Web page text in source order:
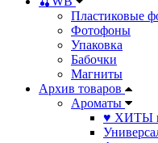
Пластиковые
Фотофоны
Упаковка
Бабочки
Магниты
Архив товаров
Ароматы
♥ ХИТЫ